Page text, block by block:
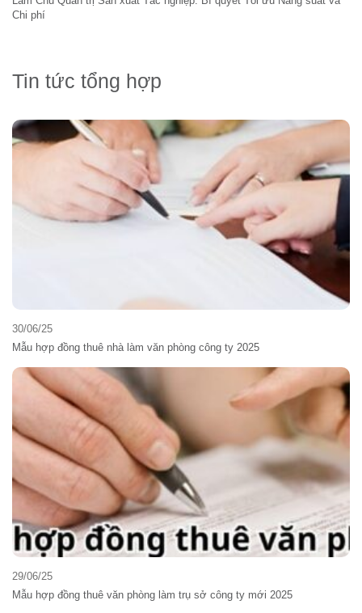
Chi phí
Tin tức tổng hợp
30/06/25
Mẫu hợp đồng thuê nhà làm văn phòng công ty 2025
29/06/25
Mẫu hợp đồng thuê văn phòng làm trụ sở công ty mới 2025